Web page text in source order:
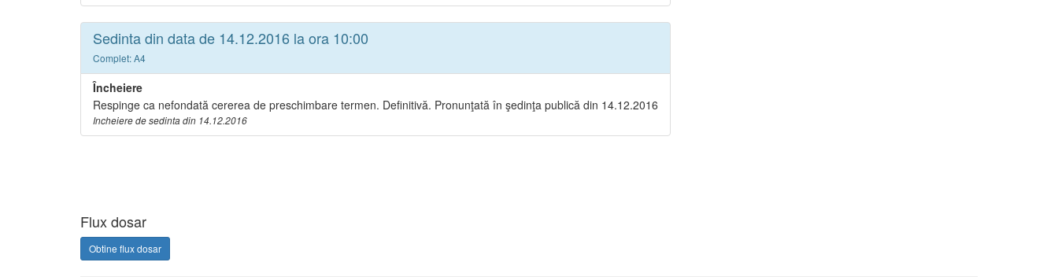
Sedinta din data de 14.12.2016 la ora 10:00
Complet: A4
Încheiere
Respinge ca nefondată cererea de preschimbare termen. Definitivă. Pronunţată în şedinţa publică din 14.12.2016
Incheiere de sedinta din 14.12.2016
Flux dosar